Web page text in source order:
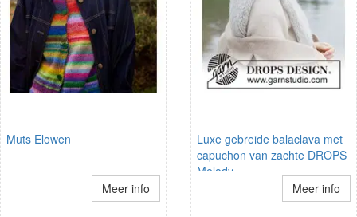
Muts Elowen
Meer info
Luxe gebreide balaclava met
capuchon van zachte DROPS
Melody
Meer info